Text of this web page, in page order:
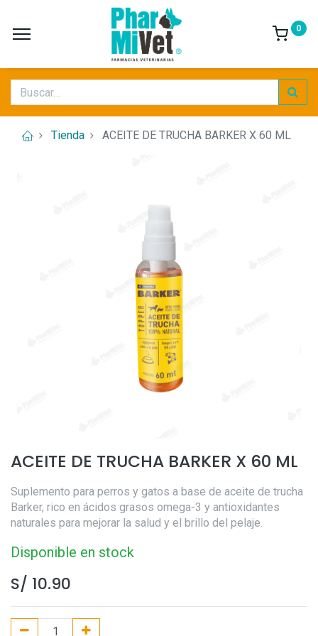
0
Tienda ACEITE DE TRUCHA BARKER X 60 ML
ACEITE DE TRUCHA BARKER X 60 ML
Suplemento para perros y gatos a base de aceite de trucha
Barker, rico en ácidos grasos omega-3 y antioxidantes
naturales para mejorar la salud y el brillo del pelaje.
Disponible en stock
S/ 10.90